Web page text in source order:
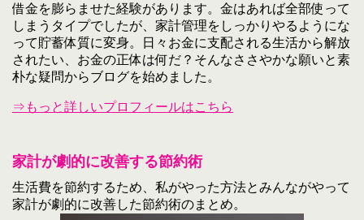
借金を膨らませた経験があります。金はあれば全部使って
しまうタイプでしたが、家計管理をしっかりやるようにな
って貯蓄体質に変身。日々お金に支配される生活から解放
されたい、お金の正体は何だ？そんなささやかな願いと素
朴な疑問からブログを始めました。
⇒もっと詳しいプロフィールはこちら
家計が劇的に改善する節約術
生活費を節約するため、私がやった方法とみんながやって
家計が劇的に改善した節約術のまとめ。